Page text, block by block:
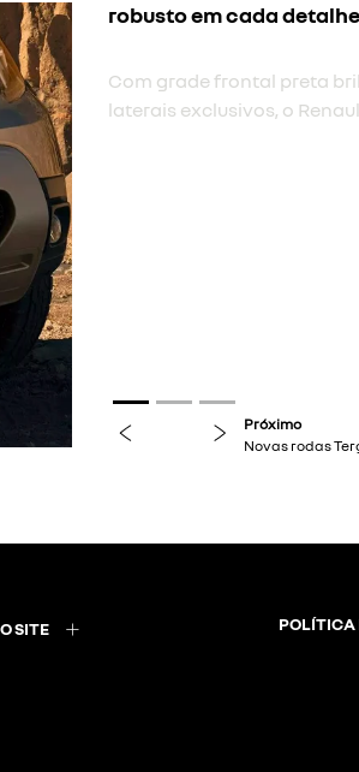
novas rodas tergan
Cada detalhe foi pensado
pretas e antena shark